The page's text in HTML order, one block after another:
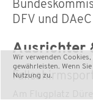
DFV und DAeC
Ausrichter
Wir verwenden
gewährleisten. Wenn
Nutzung zu.